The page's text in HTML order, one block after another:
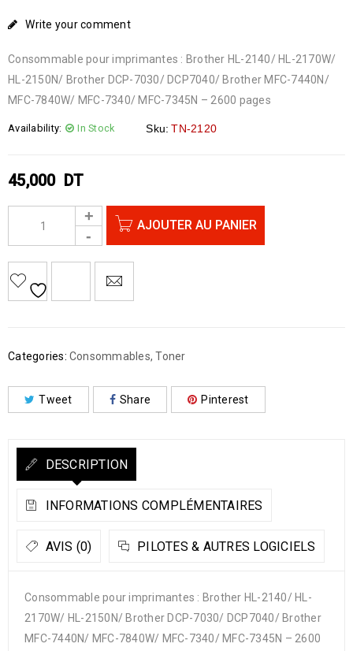
Write your comment
Consommable pour imprimantes : Brother HL-2140/ HL-2170W/
HL-2150N/ Brother DCP-7030/ DCP7040/ Brother MFC-7440N/
MFC-7840W/ MFC-7340/ MFC-7345N – 2600 pages
Availability: In Stock Sku: TN-2120
45,000 DT
AJOUTER AU PANIER
Categories: Consommables,Toner
Tweet Share Pinterest
DESCRIPTION
INFORMATIONS COMPLÉMENTAIRES
AVIS (0) PILOTES & AUTRES LOGICIELS
Consommable pour imprimantes : Brother HL-2140/ HL-
2170W/ HL-2150N/ Brother DCP-7030/ DCP7040/ Brother
MFC-7440N/ MFC-7840W/ MFC-7340/ MFC-7345N – 2600